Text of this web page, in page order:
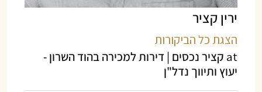
ירין קציר
הצגת כל הביקורות
at קציר נכסים | דירות למכירה בהוד השרון -
יעוץ ותיווך נדל"ן